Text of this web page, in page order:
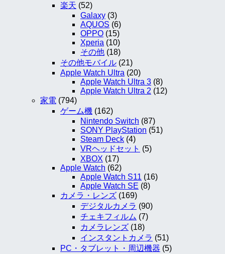
楽天 (52)
Galaxy (3)
AQUOS (6)
OPPO (15)
Xperia (10)
その他 (18)
その他モバイル (21)
Apple Watch Ultra (20)
Apple Watch Ultra 3 (8)
Apple Watch Ultra 2 (12)
家電 (794)
ゲーム機 (162)
Nintendo Switch (87)
SONY PlayStation (51)
Steam Deck (4)
VRヘッドセット (5)
XBOX (17)
Apple Watch (62)
Apple Watch S11 (16)
Apple Watch SE (8)
カメラ・レンズ (169)
デジタルカメラ (90)
チェキフィルム (7)
カメラレンズ (18)
インスタントカメラ (51)
PC・タブレット・周辺機器 (5)